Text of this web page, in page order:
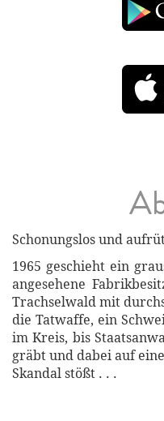
Schonungslos und
1965 geschieht ein
angesehene
Trachselwald mit
die Tatwaffe, ein
im Kreis, bis
gräbt und dabei auf
Skandal stößt . . .